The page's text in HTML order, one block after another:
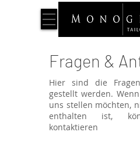
Fragen &
Hier sind die
gestellt werden.
uns stellen möchten,
enthalten ist,
kontaktieren